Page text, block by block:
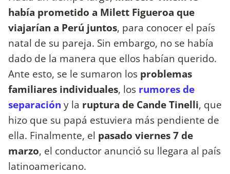
había prometido a Milett Figueroa que
viajarían a Perú juntos, para conocer el país
natal de su pareja. Sin embargo, no se había
dado de la manera que ellos habían querido.
Ante esto, se le sumaron los problemas
familiares individuales, los rumores de
separación y la ruptura de Cande Tinelli, que
hizo que su papá estuviera más pendiente de
ella. Finalmente, el pasado viernes 7 de
marzo, el conductor anunció su llegara al país
latinoamericano.